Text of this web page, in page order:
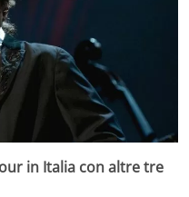
in Italia con altre tre